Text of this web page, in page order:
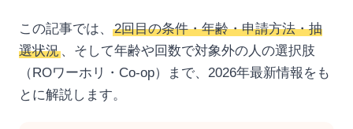
この記事では、
2回目の条件・年齢・申請方法・抽
選状況、そして年齢や回数で対象外の人の選択肢
（ROワーホリ・Co-op）まで、2026年最新情報をも
とに解説します。